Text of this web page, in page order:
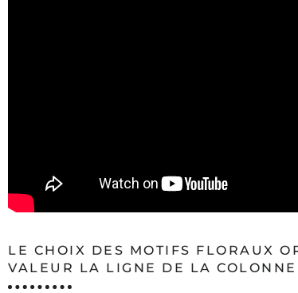
LE CHOIX DES MOTIFS FLORAUX
VALEUR LA LIGNE DE LA